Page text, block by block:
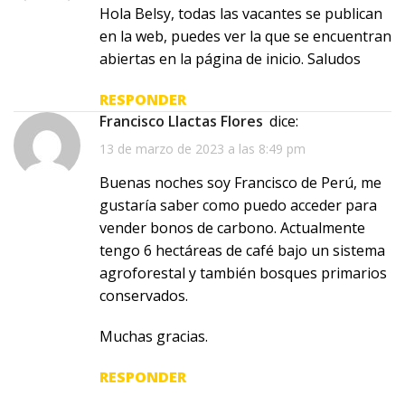
Hola Belsy, todas las vacantes se publican
en la web, puedes ver la que se encuentran
abiertas en la página de inicio. Saludos
RESPONDER
Francisco Llactas Flores dice:
13 de marzo de 2023 a las 8:49 pm
Buenas noches soy Francisco de Perú, me
gustaría saber como puedo acceder para
vender bonos de carbono. Actualmente
tengo 6 hectáreas de café bajo un sistema
agroforestal y también bosques primarios
conservados.
Muchas gracias.
RESPONDER